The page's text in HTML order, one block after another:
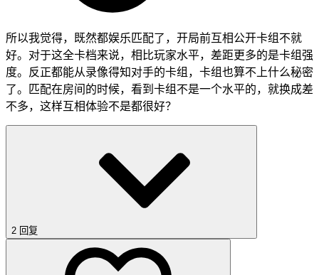
所以我觉得，既然都娱乐匹配了，开局前互相公开卡组不就
好。对于这全卡档来说，相比玩家水平，差距更多的是卡组强
度。反正都能从录像得知对手的卡组，卡组也算不上什么秘密
了。匹配在房间的时候，看到卡组不是一个水平的，就换成差
不多，这样互相体验不是都很好？
2 回复